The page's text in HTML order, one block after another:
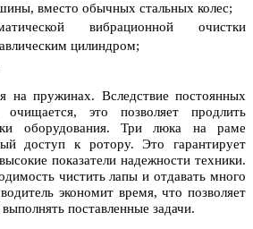
вместо обычных стальных колес;
вибрационной очистки
цилиндром;
на пружинах. Вследствие постоянных
это позволяет продлить
оборудования. Три люка на раме
доступ к ротору. Это гарантирует
показатели надежности техники.
чистить лапы и отдавать много
экономит время, что позволяет
поставленные задачи.